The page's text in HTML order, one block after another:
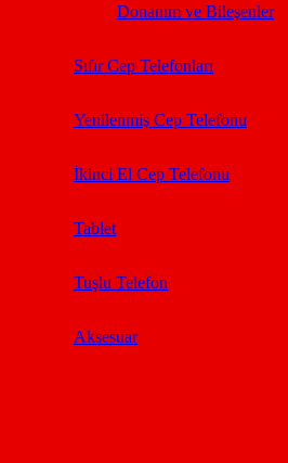
Donanım ve Bileşenler
Sıfır Cep Telefonları
Yenilenmiş Cep Telefonu
İkinci El Cep Telefonu
Tablet
Tuşlu Telefon
Aksesuar